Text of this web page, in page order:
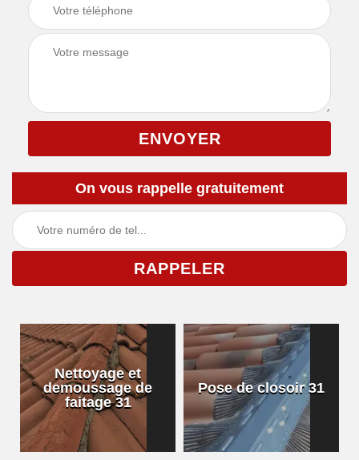
On vous rappelle gratuitement
Nettoyage et
demoussage de
faitage 31
Pose de closoir 31